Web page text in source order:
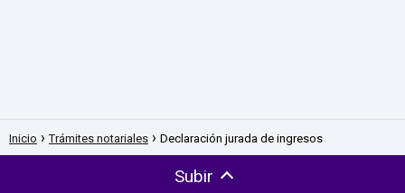
Inicio Trámites notariales Declaración jurada de ingresos
Subir